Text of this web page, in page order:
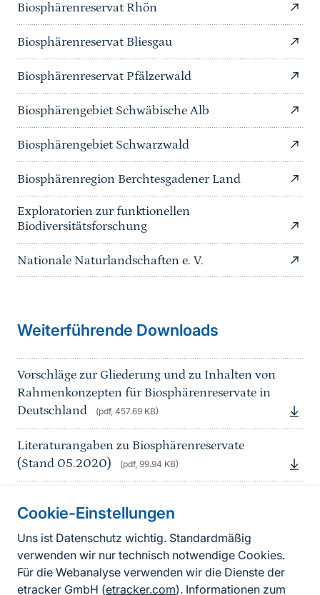
Cookie-Einstellungen
Uns ist Datenschutz wichtig. Standardmäßig
verwenden wir nur technisch notwendige Cookies.
Für die Webanalyse verwenden wir die Dienste der
etracker GmbH (etracker.com). Informationen zum
Biosphärenreservat Rhön
Biosphärenreservat Bliesgau
Biosphärenreservat Pfälzerwald
Biosphärengebiet Schwäbische Alb
Biosphärengebiet Schwarzwald
Biosphärenregion Berchtesgadener Land
Exploratorien zur funktionellen
Biodiversitätsforschung
Nationale Naturlandschaften e. V.
Weiterführende Downloads
Vorschläge zur Gliederung und zu Inhalten von
Rahmenkonzepten für Biosphärenreservate in
Deutschland
(pdf, 457.69 KB)
Literaturangaben zu Biosphärenreservate
(Stand 05.2020)
(pdf, 99.94 KB)
Informationen zur Seite
FußzeileKontakt zum BfN
Kontaktformular